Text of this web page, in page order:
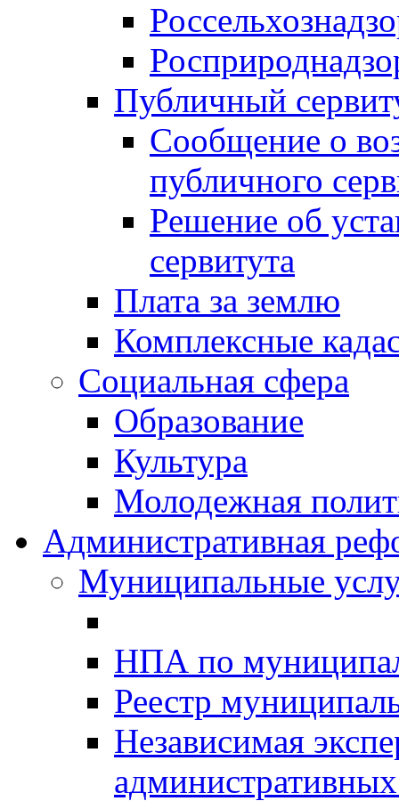
Публичный
Сообщение о
публичного
Решение об
сервитута
Плата за землю
Комплексные
Социальная сфера
Образование
Культура
Молодежная
Административная
Муниципальные
НПА по
Реестр
Независимая